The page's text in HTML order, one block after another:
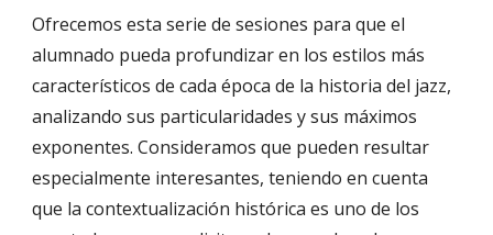
Ofrecemos esta serie de sesiones para que el
alumnado pueda profundizar en los estilos más
característicos de cada época de la historia del jazz,
analizando sus particularidades y sus máximos
exponentes. Consideramos que pueden resultar
especialmente interesantes, teniendo en cuenta
que la contextualización histórica es uno de los